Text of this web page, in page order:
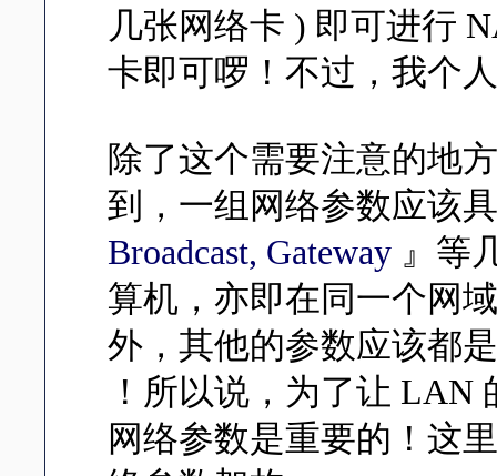
几张网络卡 ) 即可进行
卡即可啰！不过，我个
除了这个需要注意的地
到，一组网络参数应该
Broadcast, Gateway 』等
算机，亦即在同一个网
外，其他的参数应该都
！所以说，为了让 LAN
网络参数是重要的！这